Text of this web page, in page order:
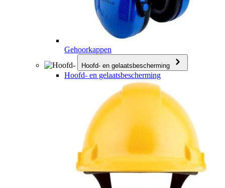
Gehoorkappen
Hoofd- en gelaatsbescherming
Hoofd- en gelaatsbescherming